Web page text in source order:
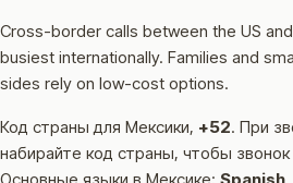
Cross-border calls between the US
busiest internationally. Families and
sides rely on low-cost options.
Код страны для Мексики, +52. При
набирайте код страны, чтобы